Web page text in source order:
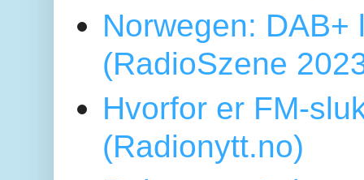
Norwegen:
(RadioSzene
Hvorfor er FM-
(Radionytt.no)